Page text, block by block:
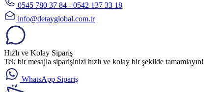
0545 780 37 84 - 0542 137 33 18
info@detayglobal.com.tr
Hızlı ve Kolay Sipariş
Tek bir mesajla siparişinizi hızlı ve kolay bir şekilde tamamlayın!
WhatsApp Sipariş